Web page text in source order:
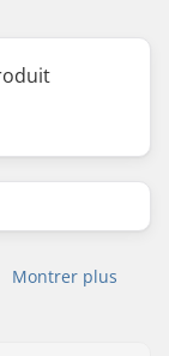
Montrer plus